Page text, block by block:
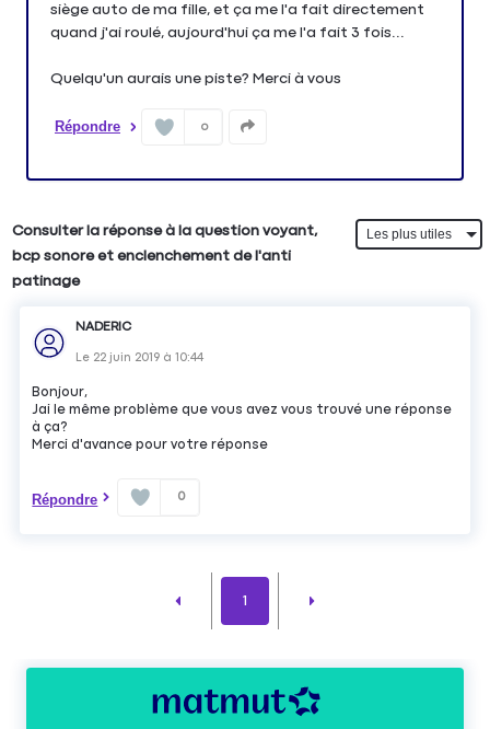
siège auto de ma fille, et ça me l'a fait directement
quand j'ai roulé, aujourd'hui ça me l'a fait 3 fois...
Quelqu'un aurais une piste? Merci à vous
Répondre 0
Consulter la réponse à la question voyant,
bcp sonore et enclenchement de l'anti
patinage
NADERIC
Le 22 juin 2019 à10:44
Bonjour,
Jai le même problème que vous avez vous trouvé une réponse
à ça?
Merci d'avance pour votre réponse
Répondre 0
1